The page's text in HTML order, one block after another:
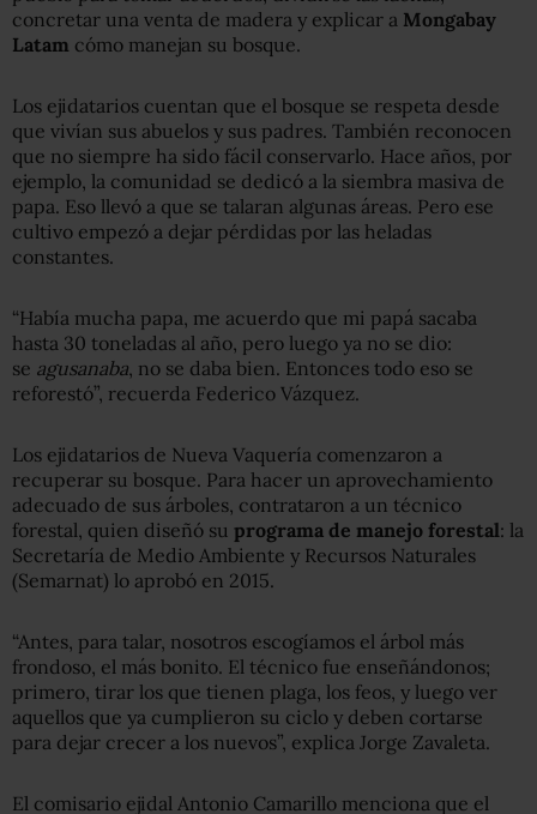
concretar una venta de madera y explicar a Mongabay
Latam cómo manejan su bosque.
Los ejidatarios cuentan que el bosque se respeta desde
que vivían sus abuelos y sus padres. También reconocen
que no siempre ha sido fácil conservarlo. Hace años, por
ejemplo, la comunidad se dedicó a la siembra masiva de
papa. Eso llevó a que se talaran algunas áreas. Pero ese
cultivo empezó a dejar pérdidas por las heladas
constantes.
“Había mucha papa, me acuerdo que mi papá sacaba
hasta 30 toneladas al año, pero luego ya no se dio:
se agusanaba , no se daba bien. Entonces todo eso se
reforestó”, recuerda Federico Vázquez.
Los ejidatarios de Nueva Vaquería comenzaron a
recuperar su bosque. Para hacer un aprovechamiento
adecuado de sus árboles, contrataron a un técnico
forestal, quien diseñó su programa de manejo forestal: la
Secretaría de Medio Ambiente y Recursos Naturales
(Semarnat) lo aprobó en 2015.
“Antes, para talar, nosotros escogíamos el árbol más
frondoso, el más bonito. El técnico fue enseñándonos;
primero, tirar los que tienen plaga, los feos, y luego ver
aquellos que ya cumplieron su ciclo y deben cortarse
para dejar crecer a los nuevos”, explica Jorge Zavaleta.
El comisario ejidal Antonio Camarillo menciona que el